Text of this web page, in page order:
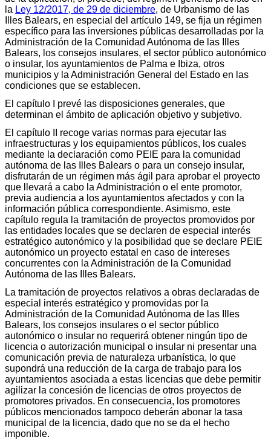
la Ley 12/2017, de 29 de diciembre, de Urbanismo de las
Illes Balears, en especial del artículo 149, se fija un régimen
específico para las inversiones públicas desarrolladas por la
Administración de la Comunidad Autónoma de las Illes
Balears, los consejos insulares, el sector público autonómico
o insular, los ayuntamientos de Palma e Ibiza, otros
municipios y la Administración General del Estado en las
condiciones que se establecen.
El capítulo I prevé las disposiciones generales, que
determinan el ámbito de aplicación objetivo y subjetivo.
El capítulo II recoge varias normas para ejecutar las
infraestructuras y los equipamientos públicos, los cuales
mediante la declaración como PEIE para la comunidad
autónoma de las Illes Balears o para un consejo insular,
disfrutarán de un régimen más ágil para aprobar el proyecto
que llevará a cabo la Administración o el ente promotor,
previa audiencia a los ayuntamientos afectados y con la
información pública correspondiente. Asimismo, este
capítulo regula la tramitación de proyectos promovidos por
las entidades locales que se declaren de especial interés
estratégico autonómico y la posibilidad que se declare PEIE
autonómico un proyecto estatal en caso de intereses
concurrentes con la Administración de la Comunidad
Autónoma de las Illes Balears.
La tramitación de proyectos relativos a obras declaradas de
especial interés estratégico y promovidas por la
Administración de la Comunidad Autónoma de las Illes
Balears, los consejos insulares o el sector público
autonómico o insular no requerirá obtener ningún tipo de
licencia o autorización municipal o insular ni presentar una
comunicación previa de naturaleza urbanística, lo que
supondrá una reducción de la carga de trabajo para los
ayuntamientos asociada a estas licencias que debe permitir
agilizar la concesión de licencias de otros proyectos de
promotores privados. En consecuencia, los promotores
públicos mencionados tampoco deberán abonar la tasa
municipal de la licencia, dado que no se da el hecho
imponible.